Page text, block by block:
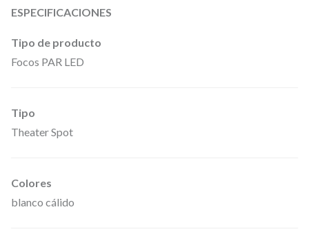
n
l
y
E
D
ESPECIFICACIONES
Tipo de producto
Focos PAR LED
Tipo
Theater Spot
Colores
blanco cálido